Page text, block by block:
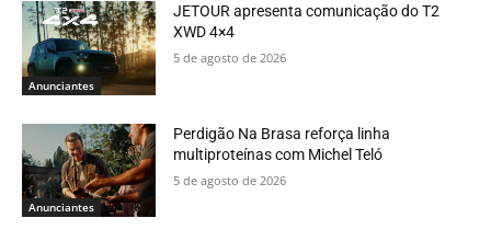
Anunciantes
JETOUR apresenta comunicação do T2
XWD 4×4
5 de agosto de 2026
Anunciantes
Perdigão Na Brasa reforça linha
multiproteínas com Michel Teló
5 de agosto de 2026